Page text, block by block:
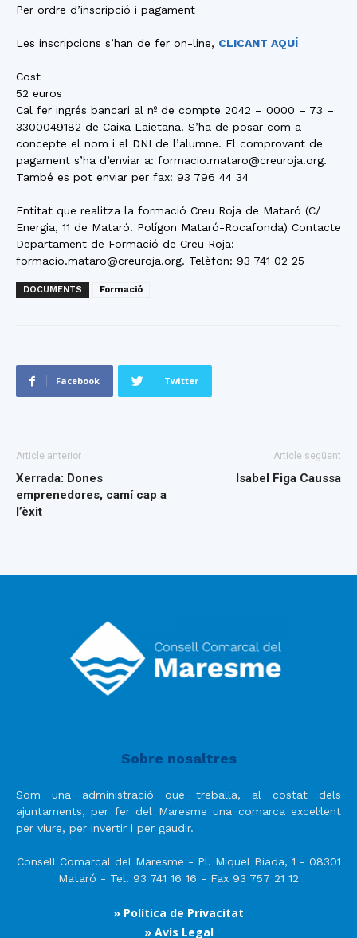
Per ordre d’inscripció i pagament
Les inscripcions s’han de fer on-line, CLICANT AQUÍ
Cost
52 euros
Cal fer ingrés bancari al nº de compte 2042 – 0000 – 73 –
3300049182 de Caixa Laietana. S’ha de posar com a
concepte el nom i el DNI de l’alumne. El comprovant de
pagament s’ha d’enviar a: formacio.mataro@creuroja.org.
També es pot enviar per fax: 93 796 44 34
Entitat que realitza la formació Creu Roja de Mataró (C/
Energia, 11 de Mataró. Polígon Mataró-Rocafonda) Contacte
Departament de Formació de Creu Roja:
formacio.mataro@creuroja.org. Telèfon: 93 741 02 25
DOCUMENTS Formació
Facebook Twitter
Article anterior
Xerrada: Dones
emprenedores, camí cap a
l’èxit
Article següent
Isabel Figa Caussa
Sobre nosaltres
Som una administració que treballa, al costat dels
ajuntaments, per fer del Maresme una comarca excel·lent
per viure, per invertir i per gaudir.
Consell Comarcal del Maresme - Pl. Miquel Biada, 1 - 08301
Mataró - Tel. 93 741 16 16 - Fax 93 757 21 12
» Política de Privacitat
» Avís Legal